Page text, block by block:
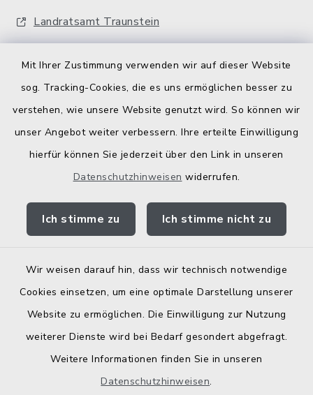
Mit Ihrer Zustimmung verwenden wir auf dieser Website
sog. Tracking-Cookies, die es uns ermöglichen besser zu
verstehen, wie unsere Website genutzt wird. So können wir
unser Angebot weiter verbessern. Ihre erteilte Einwilligung
hierfür können Sie jederzeit über den Link in unseren
Datenschutzhinweisen widerrufen.
Ich stimme zu Ich stimme nicht zu
Wir weisen darauf hin, dass wir technisch notwendige
Cookies einsetzen, um eine optimale Darstellung unserer
Website zu ermöglichen. Die Einwilligung zur Nutzung
weiterer Dienste wird bei Bedarf gesondert abgefragt.
Weitere Informationen finden Sie in unseren
Datenschutzhinweisen.
Landratsamt Traunstein
Bodenrichtwerte
Kontakt
Barrierefreiheit
Elektronische Zugangseröffnung
Impressum
Sitemap